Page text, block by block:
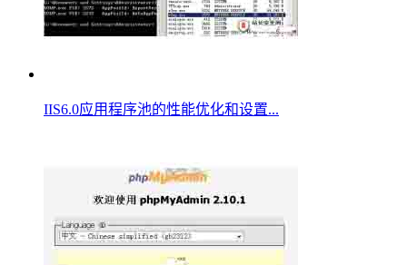
IIS6.0应用程序池的性能优化和设置...